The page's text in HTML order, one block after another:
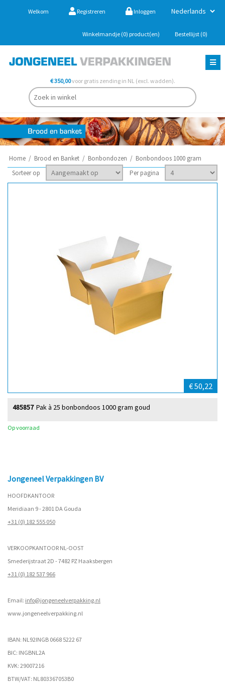
Welkom Registreren Inloggen
Winkelmandje (0) product(en) Bestellijst (0)
€ 350,00voor gratis zending in NL (excl. wadden).
Home / Brood en Banket / Bonbondozen / Bonbondoos 1000 gram
Sorteer op
Per pagina
€ 50,22
Pak à 25 bonbondoos 1000 gram goud
485857
Op voorraad
Jongeneel Verpakkingen BV
HOOFDKANTOOR
Meridiaan 9 - 2801 DA Gouda
+31 (0) 182 555 050
VERKOOPKANTOOR NL-OOST
Smederijstraat 2D - 7482 PZ Haaksbergen
+31 (0) 182 537 966
Email: info@jongeneelverpakking.nl
www.jongeneelverpakking.nl
IBAN: NL92INGB 0668 5222 67
BIC: INGBNL2A
KVK: 29007216
BTW/VAT: NL803367053B0